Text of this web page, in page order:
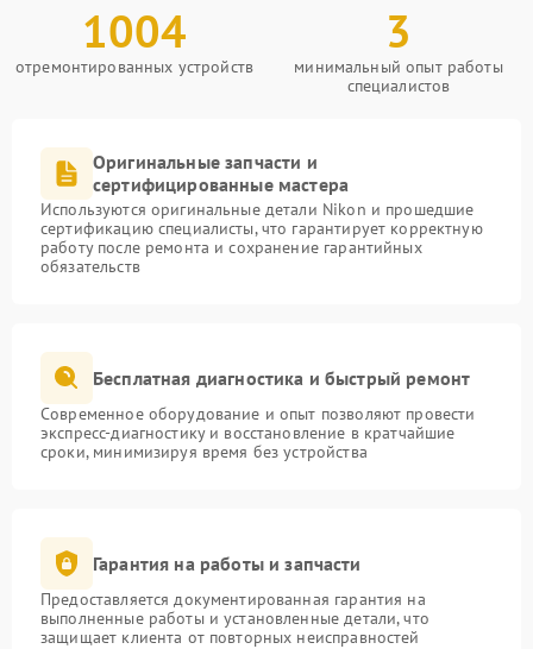
1004
отремонтированных устройств
3
минимальный опыт работы
специалистов
Оригинальные запчасти и
сертифицированные мастера
Используются оригинальные детали Nikon и прошедшие
сертификацию специалисты, что гарантирует корректную
работу после ремонта и сохранение гарантийных
обязательств
Бесплатная диагностика и быстрый ремонт
Современное оборудование и опыт позволяют провести
экспресс-диагностику и восстановление в кратчайшие
сроки, минимизируя время без устройства
Гарантия на работы и запчасти
Предоставляется документированная гарантия на
выполненные работы и установленные детали, что
защищает клиента от повторных неисправностей